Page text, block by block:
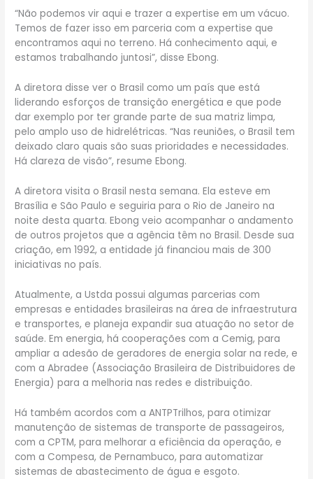
“Não podemos vir aqui e trazer a expertise em um vácuo.
Temos de fazer isso em parceria com a expertise que
encontramos aqui no terreno. Há conhecimento aqui, e
estamos trabalhando juntosi”, disse Ebong.
A diretora disse ver o Brasil como um país que está
liderando esforços de transição energética e que pode
dar exemplo por ter grande parte de sua matriz limpa,
pelo amplo uso de hidrelétricas. “Nas reuniões, o Brasil tem
deixado claro quais são suas prioridades e necessidades.
Há clareza de visão”, resume Ebong.
A diretora visita o Brasil nesta semana. Ela esteve em
Brasília e São Paulo e seguiria para o Rio de Janeiro na
noite desta quarta. Ebong veio acompanhar o andamento
de outros projetos que a agência têm no Brasil. Desde sua
criação, em 1992, a entidade já financiou mais de 300
iniciativas no país.
Atualmente, a Ustda possui algumas parcerias com
empresas e entidades brasileiras na área de infraestrutura
e transportes, e planeja expandir sua atuação no setor de
saúde. Em energia, há cooperações com a Cemig, para
ampliar a adesão de geradores de energia solar na rede, e
com a Abradee (Associação Brasileira de Distribuidores de
Energia) para a melhoria nas redes e distribuição.
Há também acordos com a ANTPTrilhos, para otimizar
manutenção de sistemas de transporte de passageiros,
com a CPTM, para melhorar a eficiência da operação, e
com a Compesa, de Pernambuco, para automatizar
sistemas de abastecimento de água e esgoto.